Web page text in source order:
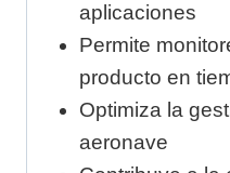
aplicaciones
Permite
producto en
Optimiza la
aeronave